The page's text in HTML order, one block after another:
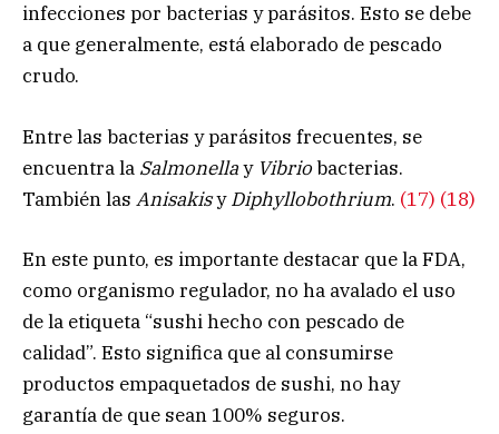
infecciones por bacterias y parásitos. Esto se debe
a que generalmente, está elaborado de pescado
crudo.
Entre las bacterias y parásitos frecuentes, se
encuentra la Salmonellay Vibriobacterias.
También las AnisakisyDiphyllobothrium. (17) (18)
En este punto, es importante destacar que la FDA,
como organismo regulador, no ha avalado el uso
de la etiqueta “sushi hecho con pescado de
calidad”. Esto significa que al consumirse
productos empaquetados de sushi, no hay
garantía de que sean 100% seguros.